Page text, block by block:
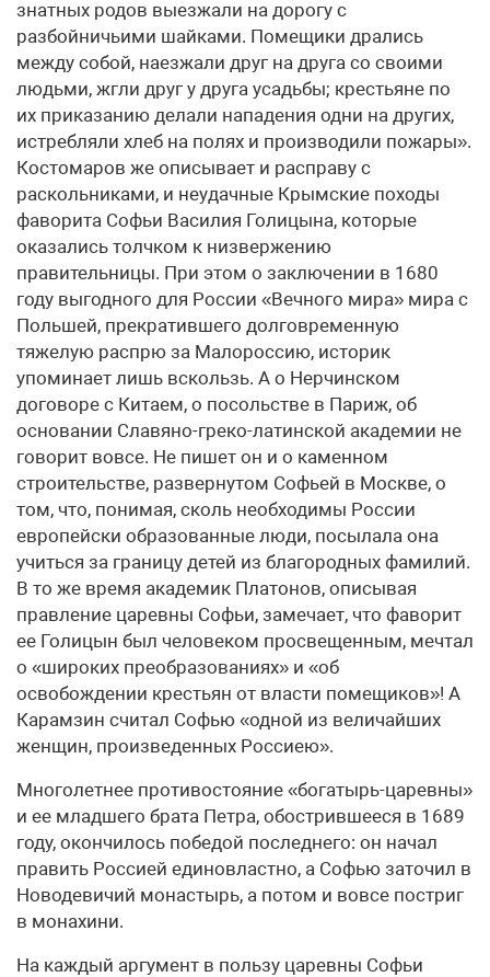
знатных родов выезжали на дорогу с
разбойничьими шайками. Помещики дрались
между собой, наезжали друг на друга со своими
людьми, жгли друг у друга усадьбы; крестьяне по
их приказанию делали нападения одни на других,
истребляли хлеб на полях и производили пожары».
Костомаров же описывает и расправу с
раскольниками, и неудачные Крымские походы
фаворита Софьи Василия Голицына, которые
оказались толчком к низвержению
правительницы. При этом о заключении в 1680
году выгодного для России «Вечного мира» мира с
Польшей, прекратившего долговременную
тяжелую распрю за Малороссию, историк
упоминает лишь вскользь. А о Нерчинском
договоре с Китаем, о посольстве в Париж, об
основании Славяно-греко-латинской академии не
говорит вовсе. Не пишет он и о каменном
строительстве, развернутом Софьей в Москве, о
том, что, понимая, сколь необходимы России
европейски образованные люди, посылала она
учиться за границу детей из благородных фамилий.
В то же время академик Платонов, описывая
правление царевны Софьи, замечает, что фаворит
ее Голицын был человеком просвещенным, мечтал
о «широких преобразованиях» и «об
освобождении крестьян от власти помещиков»! А
Карамзин считал Софью «одной из величайших
женщин, произведенных Россиею».
Многолетнее противостояние «богатырь-царевны»
и ее младшего брата Петра, обострившееся в 1689
году, окончилось победой последнего: он начал
править Россией единовластно, а Софью заточил в
Новодевичий монастырь, а потом и вовсе постриг
в монахини.
На каждый аргумент в пользу царевны Софьи